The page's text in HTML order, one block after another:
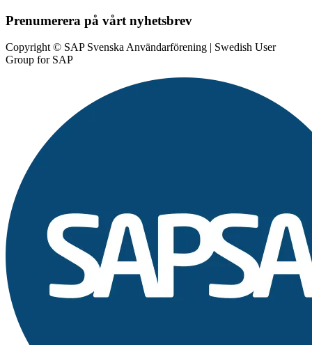
Prenumerera på vårt nyhetsbrev
Copyright © SAP Svenska Användarförening | Swedish User
Group for SAP